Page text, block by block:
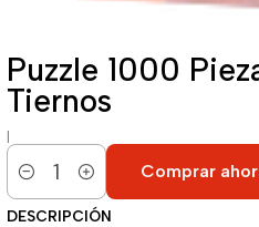
Puzzle 1000
Tiernos
Cantidad
Comprar
DESCRIPCIÓN